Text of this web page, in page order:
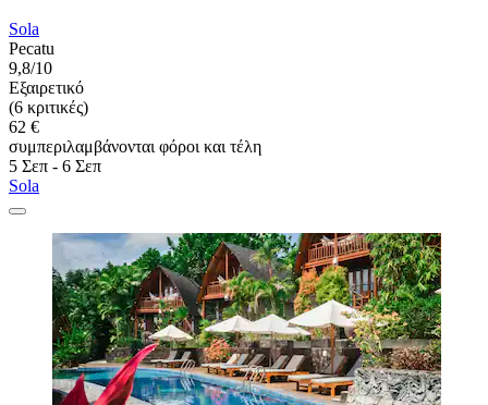
Sola
Pecatu
9,8/10
Εξαιρετικό
(6 κριτικές)
62 €
συμπεριλαμβάνονται φόροι και τέλη
5 Σεπ - 6 Σεπ
Sola